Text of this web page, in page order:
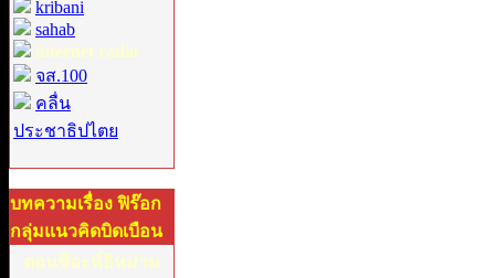
kribani
sahab
internet radio
จส.100
คลื่น
ประชาธิปไตย
บทความเรื่อง ฟิร๊อก
กลุ่มแนวคิดบิดเบือน
ตอนชีอะห์อิหม่าม